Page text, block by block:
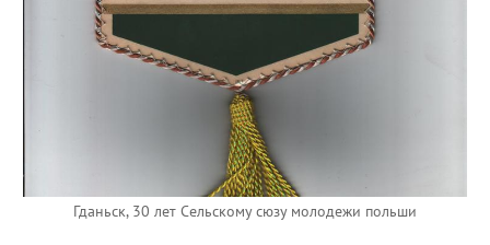
Гданьск, 30 лет Сельскому сюзу молодежи польши